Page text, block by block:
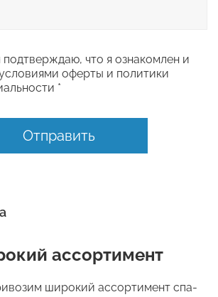
что я ознакомлен и
оферты и политики
*
Отправить
ассортимент
широкий ассортимент спа-